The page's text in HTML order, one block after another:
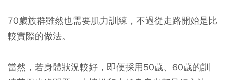
70歲族群雖然也需要肌力訓練，不過從走路開始是比
較實際的做法。
當然，若身體狀況較好，即便採用50歲、60歲的訓